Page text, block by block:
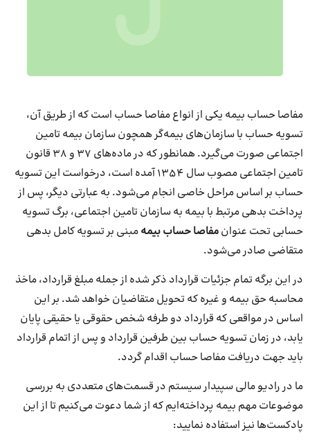
مفاصا حساب بیمه یکی از انواع مفاصا حساب است که از طریق آن،
تسویه حساب با سازمان‌های بیمه‌گر همچون سازمان بیمه تامین
اجتماعی صورت می‌گیرد. همانطور که در ماده‌های 37 و 38 قانون
تامین اجتماعی مصوب سال 1354 آمده است، درخواست این تسویه
حساب بر اساس مراحل خاصی انجام می‌شود. به عبارتی دیگر، پس از
پرداخت بدهی مرتبط با بیمه به سازمان تامین اجتماعی، برگ تسویه
حسابی تحت عنوانمفاصا حساب بیمهمبنی بر تسویه کامل بدهی
متقاضی صادر می‌شود.
در این برگه تمام جزئیات قرارداد ذکر شده از جمله مبلغ قرارداد، ماخذ
محاسبه‌ حق بیمه و غیره که تحویل متقاضیان خواهد شد. بر این
اساس در مواقعی که قرارداد دو طرفه شخص حقوقی یا حقیقی پایان
یابد، در زمان تسویه حساب بین طرفین قرارداد و پس از اتمام قرارداد
باید جهت دریافت مفاصا حساب اقدام گردد.
ما در رادیو مالی سپیدار سیستم در قسمت‌های متعددی به بررسی
موضوعات مهم بیمه پرداخته‌ایم که از شما دعوت می‌کنیم تا از این
پادکست‌ها نیز استفاده نمایید: